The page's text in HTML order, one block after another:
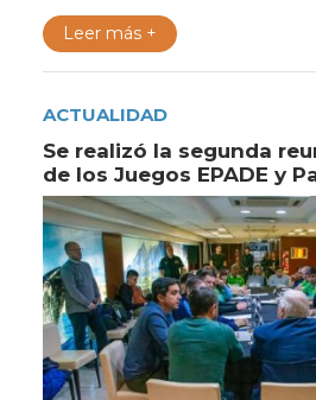
Leer más +
ACTUALIDAD
Se realizó la segunda
de los Juegos EPADE y